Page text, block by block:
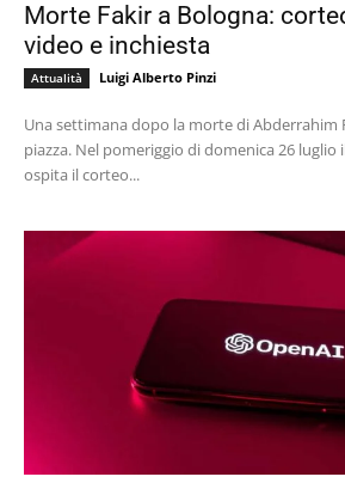
Morte Fakir a Bologna:
video e inchiesta
Attualità Luigi Alberto Pinzi
Una settimana dopo la morte di Abderrahim
piazza. Nel pomeriggio di domenica 26 luglio
ospita il corteo...